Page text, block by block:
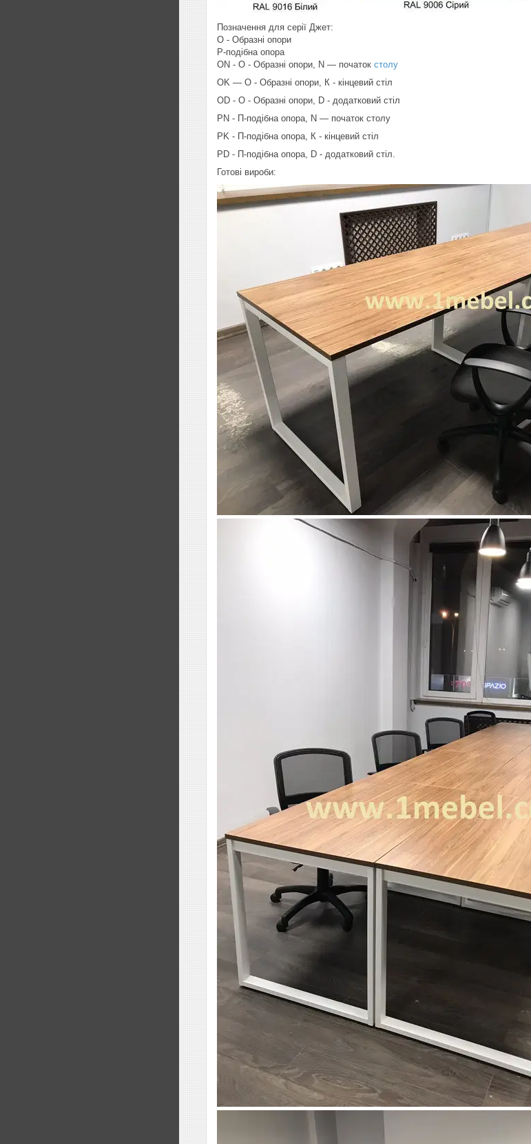
Позначення для серії Джет:
О - Образні опори
Р-подібна опора
ON - O - Образні опори, N — початок столу
OK — O - Образні опори, К - кінцевий стіл
OD - O - Образні опори, D - додатковий стіл
PN - П-подібна опора, N — початок столу
PK - П-подібна опора, К - кінцевий стіл
PD - П-подібна опора, D - додатковий стіл.
Готові вироби: